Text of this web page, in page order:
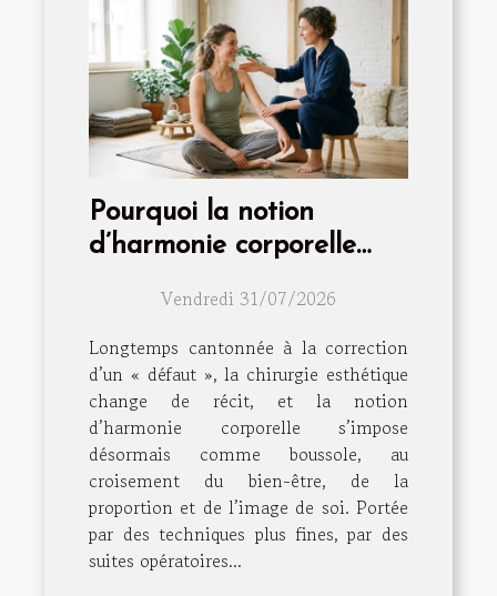
Pourquoi la notion
d’harmonie corporelle
intervention
Vendredi 31/07/2026
Longtemps cantonnée à la correction
d’un « défaut », la chirurgie esthétique
change de récit, et la notion
d’harmonie corporelle s’impose
désormais comme boussole, au
croisement du bien-être, de la
proportion et de l’image de soi. Portée
par des techniques plus fines, par des
suites opératoires...